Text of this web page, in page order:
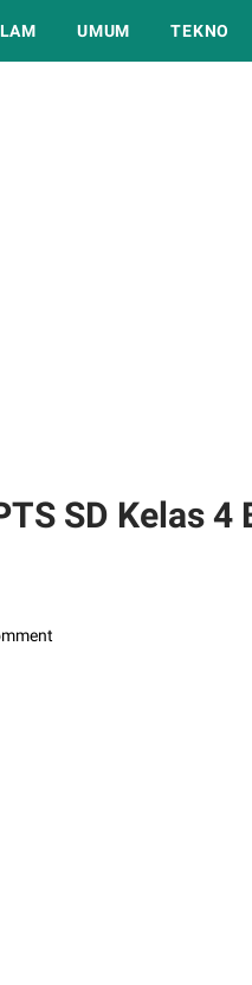
UMUM TEKNO
SD Kelas 4